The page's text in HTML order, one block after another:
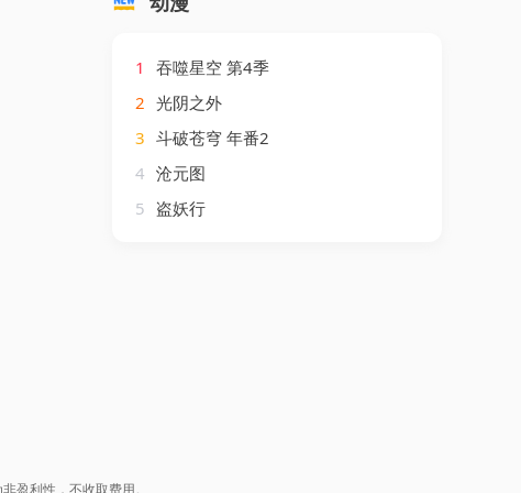
1
吞噬星空 第4季
2 光阴之外
3 斗破苍穹 年番2
4 沧元图
5 盗妖行
盈利性，不收取费用。